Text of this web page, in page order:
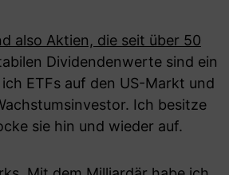
also Aktien, die seit über 50
Dividendenwerte sind ein
ETFs auf den US-Markt und
Ich besitze
sie hin und wieder auf.